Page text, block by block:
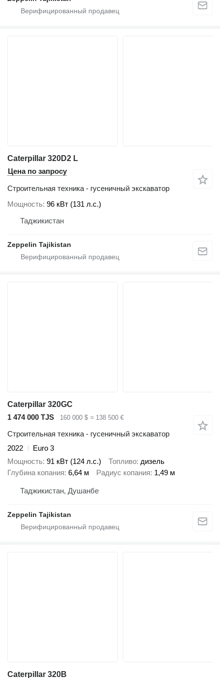
Caterpillar 320D2 L
Цена по запросу
Строительная техника - гусеничный экскаватор
Мощность 96 кВт (131 л.с.)
Таджикистан
Zeppelin Tajikistan
Caterpillar 320GC
1 474 000 TJS
160 000 $ ≈ 138 500 €
Строительная техника - гусеничный экскаватор
2022
Euro 3
Мощность 91 кВт (124 л.с.) Топливо дизель
Глубина копания 6,64 м Радиус копания 1,49 м
Таджикистан, Душанбе
Zeppelin Tajikistan
Caterpillar 320B